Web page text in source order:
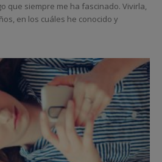
que siempre me ha fascinado. Vivirla,
en los cuáles he conocido y